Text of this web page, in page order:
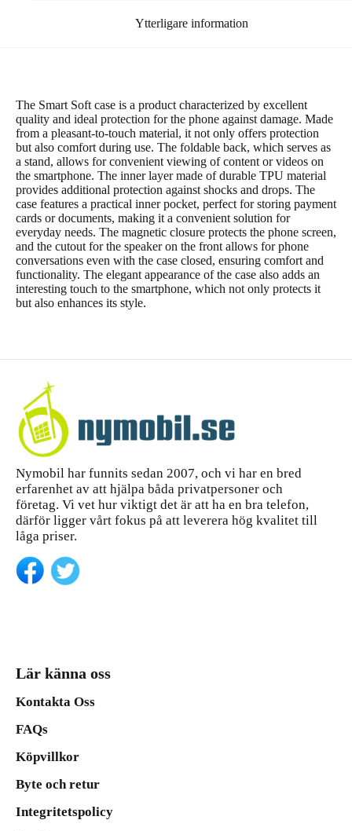
Ytterligare information
The Smart Soft case is a product characterized by excellent
quality and ideal protection for the phone against damage. Made
from a pleasant-to-touch material, it not only offers protection
but also comfort during use. The foldable back, which serves as
a stand, allows for convenient viewing of content or videos on
the smartphone. The inner layer made of durable TPU material
provides additional protection against shocks and drops. The
case features a practical inner pocket, perfect for storing payment
cards or documents, making it a convenient solution for
everyday needs. The magnetic closure protects the phone screen,
and the cutout for the speaker on the front allows for phone
conversations even with the case closed, ensuring comfort and
functionality. The elegant appearance of the case also adds an
interesting touch to the smartphone, which not only protects it
but also enhances its style.
Nymobil har funnits sedan 2007, och vi har en bred
erfarenhet av att hjälpa båda privatpersoner och
företag. Vi vet hur viktigt det är att ha en bra telefon,
därför ligger vårt fokus på att leverera hög kvalitet till
låga priser.
Lär känna oss
Kontakta Oss
FAQs
Köpvillkor
Byte och retur
Integritetspolicy